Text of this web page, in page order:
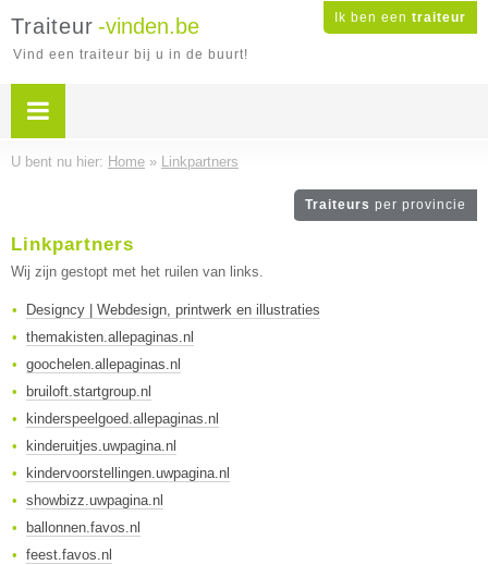
Ik ben een traiteur
Traiteur -vinden.be
Vind een traiteur bij u in de buurt!
U bent nu hier: Home » Linkpartners
Traiteurs per provincie
Linkpartners
Wij zijn gestopt met het ruilen van links.
Designcy | Webdesign, printwerk en illustraties
themakisten.allepaginas.nl
goochelen.allepaginas.nl
bruiloft.startgroup.nl
kinderspeelgoed.allepaginas.nl
kinderuitjes.uwpagina.nl
kindervoorstellingen.uwpagina.nl
showbizz.uwpagina.nl
ballonnen.favos.nl
feest.favos.nl